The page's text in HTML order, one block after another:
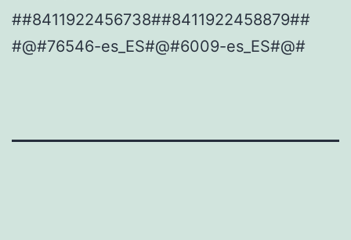
##8411922456738##8411922458879##
#@#76546-es_ES#@#6009-es_ES#@#